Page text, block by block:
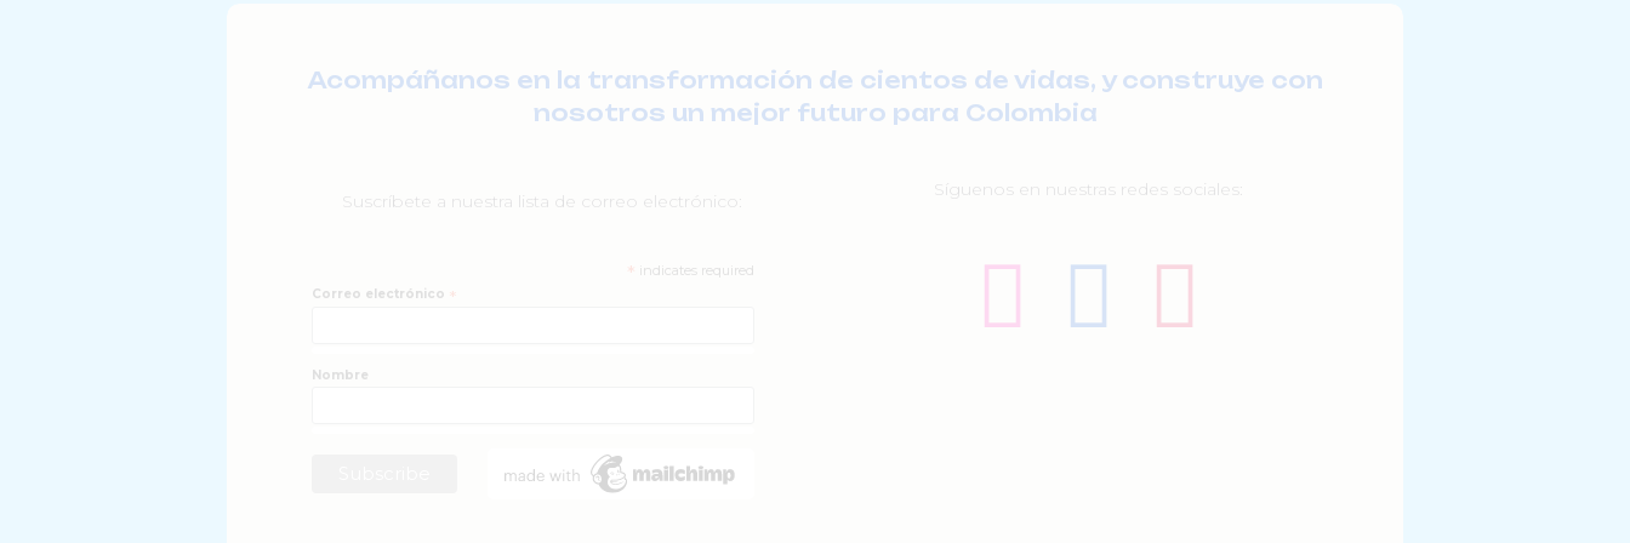
Acompáñanos en la transformación de cientos de vidas, y construye con
nosotros un mejor futuro para Colombia
Suscríbete a nuestra lista de correo electrónico:
* indicates required
Correo electrónico *
Nombre
Síguenos en nuestras redes sociales: